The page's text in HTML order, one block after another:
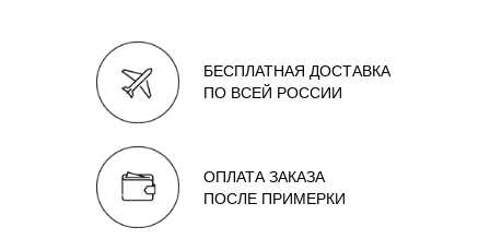
БЕСПЛАТНАЯ ДОСТАВКА
ПО ВСЕЙ РОССИИ
ОПЛАТА ЗАКАЗА
ПОСЛЕ ПРИМЕРКИ